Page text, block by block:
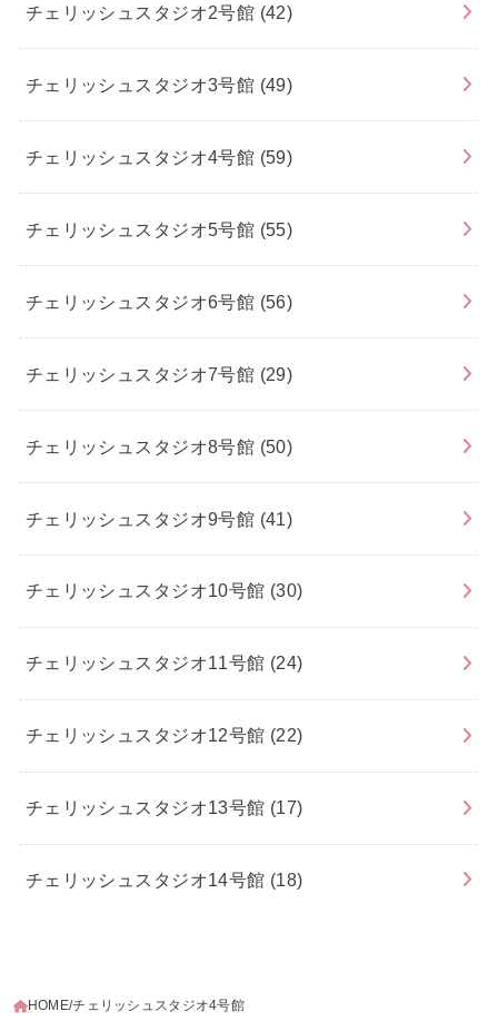
チェリッシュスタジオ2号館 (42)
チェリッシュスタジオ3号館 (49)
チェリッシュスタジオ4号館 (59)
チェリッシュスタジオ5号館 (55)
チェリッシュスタジオ6号館 (56)
チェリッシュスタジオ7号館 (29)
チェリッシュスタジオ8号館 (50)
チェリッシュスタジオ9号館 (41)
チェリッシュスタジオ10号館 (30)
チェリッシュスタジオ11号館 (24)
チェリッシュスタジオ12号館 (22)
チェリッシュスタジオ13号館 (17)
チェリッシュスタジオ14号館 (18)
HOME チェリッシュスタジオ4号館